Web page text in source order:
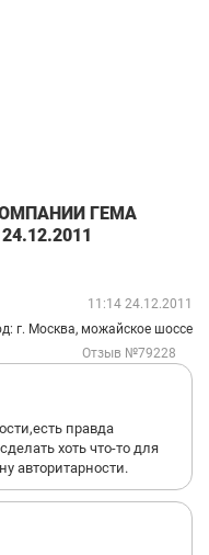
ГЕМА
11:14 24.12.2011
г. Москва, можайское шоссе
Отзыв №79228
правда
хоть что-то для
авторитарности.